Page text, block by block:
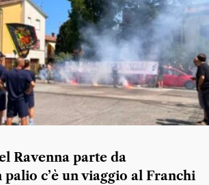
Ravenna parte da
c’è un viaggio al Franchi